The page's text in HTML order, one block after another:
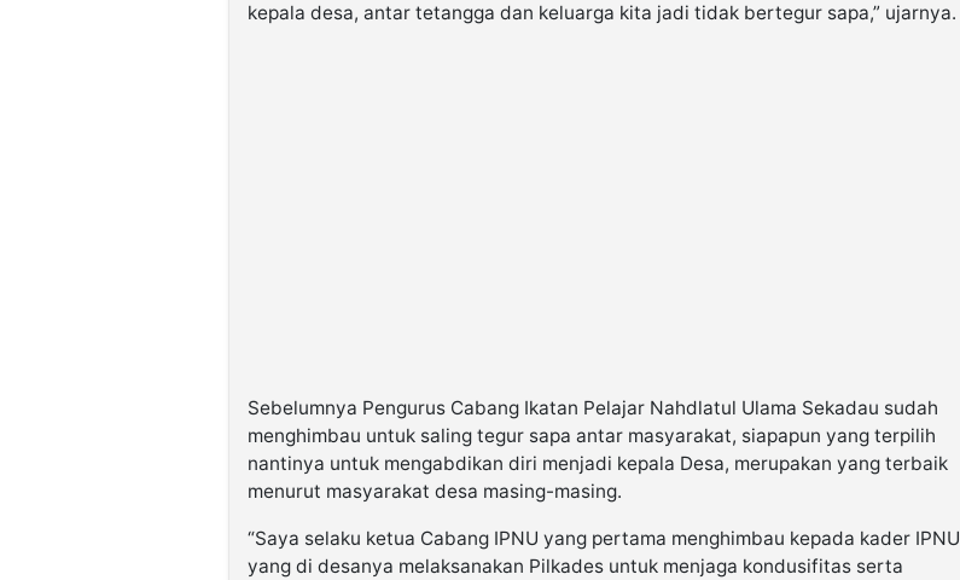
kepala desa, antar tetangga dan keluarga kita jadi tidak bertegur sapa,” ujarnya.
Sebelumnya Pengurus Cabang Ikatan Pelajar Nahdlatul Ulama Sekadau sudah
menghimbau untuk saling tegur sapa antar masyarakat, siapapun yang terpilih
nantinya untuk mengabdikan diri menjadi kepala Desa, merupakan yang terbaik
menurut masyarakat desa masing-masing.
“Saya selaku ketua Cabang IPNU yang pertama menghimbau kepada kader IPNU
yang di desanya melaksanakan Pilkades untuk menjaga kondusifitas serta